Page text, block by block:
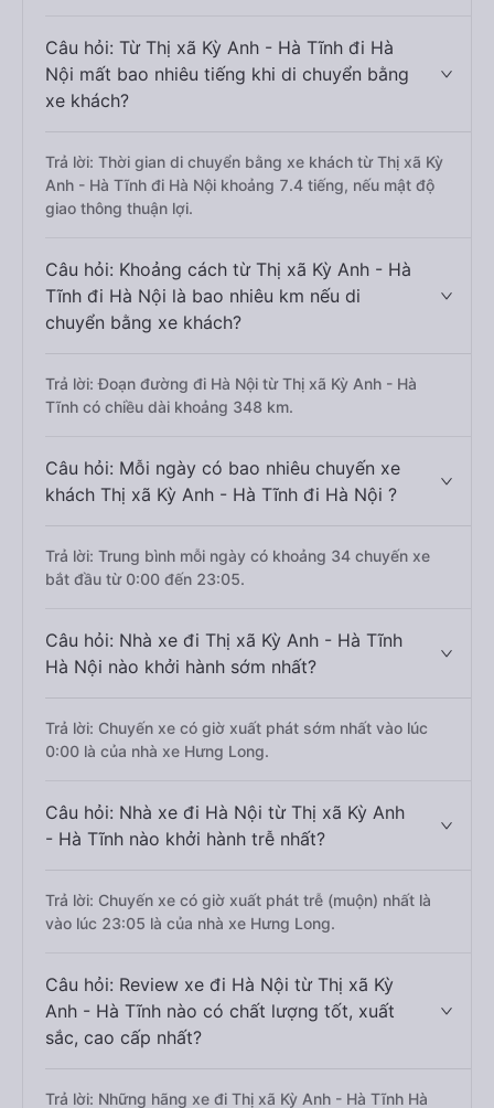
Câu hỏi: Từ Thị xã Kỳ Anh - Hà Tĩnh đi Hà
Nội mất bao nhiêu tiếng khi di chuyển bằng
xe khách?
Trả lời: Thời gian di chuyển bằng xe khách từ Thị xã Kỳ
Anh - Hà Tĩnh đi Hà Nội khoảng 7.4 tiếng, nếu mật độ
giao thông thuận lợi.
Câu hỏi: Khoảng cách từ Thị xã Kỳ Anh - Hà
Tĩnh đi Hà Nội là bao nhiêu km nếu di
chuyển bằng xe khách?
Trả lời: Đoạn đường đi Hà Nội từ Thị xã Kỳ Anh - Hà
Tĩnh có chiều dài khoảng 348 km.
Câu hỏi: Mỗi ngày có bao nhiêu chuyến xe
khách Thị xã Kỳ Anh - Hà Tĩnh đi Hà Nội ?
Trả lời: Trung bình mỗi ngày có khoảng 34 chuyến xe
bắt đầu từ 0:00 đến 23:05.
Câu hỏi: Nhà xe đi Thị xã Kỳ Anh - Hà Tĩnh
Hà Nội nào khởi hành sớm nhất?
Trả lời: Chuyến xe có giờ xuất phát sớm nhất vào lúc
0:00 là của nhà xe Hưng Long.
Câu hỏi: Nhà xe đi Hà Nội từ Thị xã Kỳ Anh
- Hà Tĩnh nào khởi hành trễ nhất?
Trả lời: Chuyến xe có giờ xuất phát trễ (muộn) nhất là
vào lúc 23:05 là của nhà xe Hưng Long.
Câu hỏi: Review xe đi Hà Nội từ Thị xã Kỳ
Anh - Hà Tĩnh nào có chất lượng tốt, xuất
sắc, cao cấp nhất?
Trả lời: Những hãng xe đi Thị xã Kỳ Anh - Hà Tĩnh Hà